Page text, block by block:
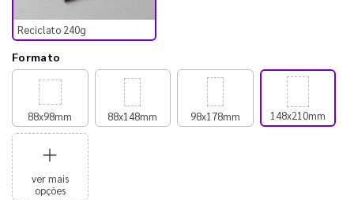
Reciclato 240g
Formato
88x98mm 88x148mm 98x178mm 148x210mm
ver mais
opções